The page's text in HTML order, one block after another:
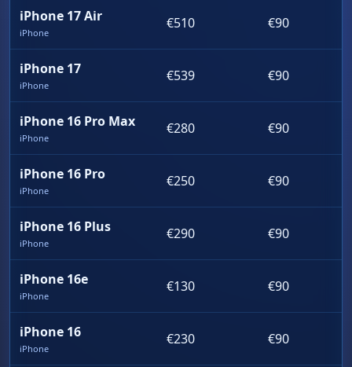
iPhone 17 Air
iPhone
€510 €90
iPhone 17
iPhone
€539 €90
iPhone 16 Pro Max
iPhone
€280 €90
iPhone 16 Pro
iPhone
€250 €90
iPhone 16 Plus
iPhone
€290 €90
iPhone 16e
iPhone
€130 €90
iPhone 16
iPhone
€230 €90